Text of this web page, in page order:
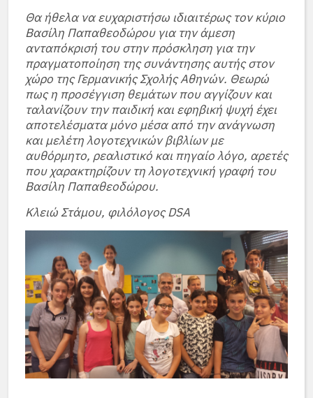
Θα ήθελα να ευχαριστήσω ιδιαιτέρως τον κύριο
Βασίλη Παπαθεοδώρου για την άμεση
ανταπόκρισή του στην πρόσκληση για την
πραγματοποίηση της συνάντησης αυτής στον
χώρο της Γερμανικής Σχολής Αθηνών. Θεωρώ
πως η προσέγγιση θεμάτων που αγγίζουν και
ταλανίζουν την παιδική και εφηβική ψυχή έχει
αποτελέσματα μόνο μέσα από την ανάγνωση
και μελέτη λογοτεχνικών βιβλίων με
αυθόρμητο, ρεαλιστικό και πηγαίο λόγο, αρετές
που χαρακτηρίζουν τη λογοτεχνική γραφή του
Βασίλη Παπαθεοδώρου.
Κλειώ Στάμου, φιλόλογος DSA